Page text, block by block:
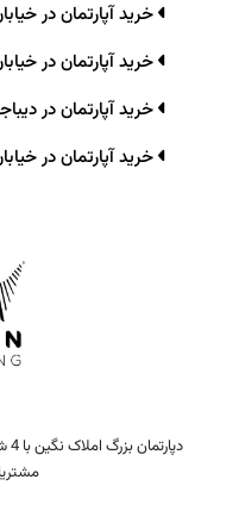
خرید آپارتمان در
خرید آپارتمان در
خرید آپارتمان در
خرید آپارتمان در